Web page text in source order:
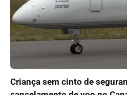
Criança sem cinto de